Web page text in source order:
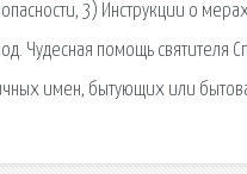
3) Инструкции о
Чудесная помощь святителя
имен, бытующих или